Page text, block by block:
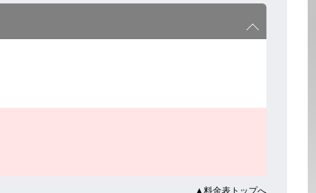
▲料金表トップへ